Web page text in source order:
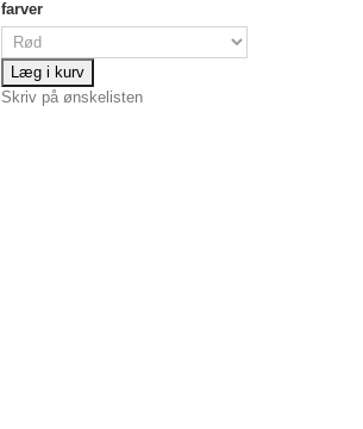
farver
Læg i kurv
Skriv på ønskelisten